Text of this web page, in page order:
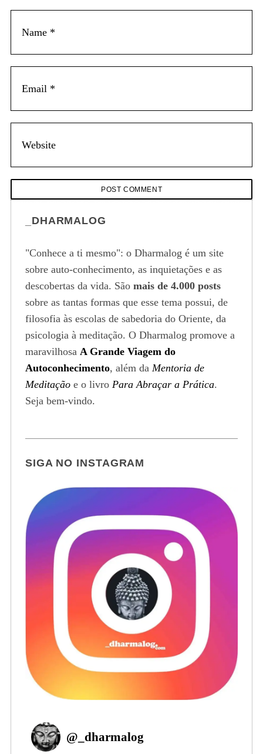
_DHARMALOG
"Conhece a ti mesmo": o Dharmalog é um site
sobre auto-conhecimento, as inquietações e as
descobertas da vida. São mais de 4.000 posts
sobre as tantas formas que esse tema possui, de
filosofia às escolas de sabedoria do Oriente, da
psicologia à meditação. O Dharmalog promove a
maravilhosa A Grande Viagem do
Autoconhecimento, além da Mentoria de
Meditaçãoe o livro Para Abraçar a Prática.
Seja bem-vindo.
SIGA NO INSTAGRAM
@ _dharmalog